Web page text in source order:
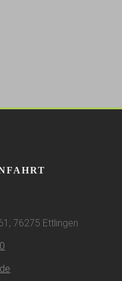
76275 Ettlingen